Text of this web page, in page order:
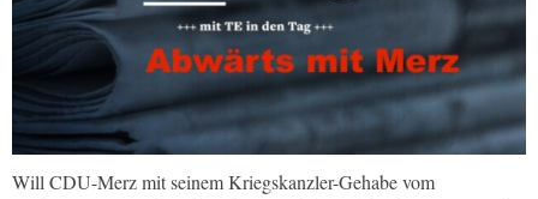
Will CDU-Merz mit seinem Kriegskanzler-Gehabe vom